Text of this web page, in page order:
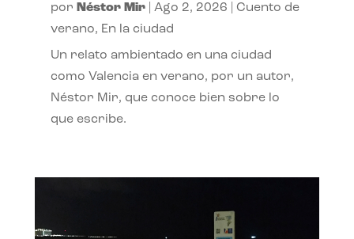
por Néstor Mir| Ago 2, 2026
Cuento de
verano, En la ciudad
Un relato ambientado en una ciudad
como Valencia en verano, por un autor,
Néstor Mir, que conoce bien sobre lo
que escribe.